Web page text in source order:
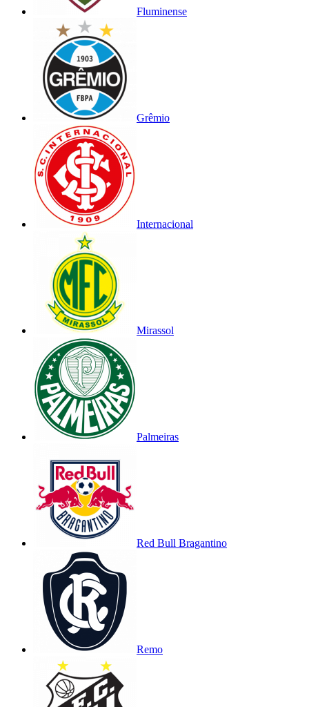
Fluminense
Grêmio
Internacional
Mirassol
Palmeiras
Red Bull Bragantino
Remo